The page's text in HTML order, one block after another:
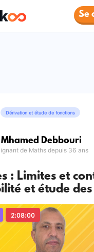
Se
Dérivation et étude de fonctions
Mhamed Debbouri
de Maths depuis 36 ans
: Limites et
et étude
2:08:00